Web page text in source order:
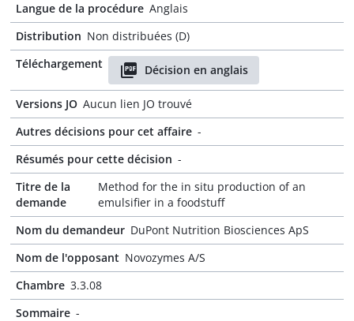
Langue de la procédure Anglais
Distribution Non distribuées (D)
Téléchargement
Décision en anglais
Versions JO Aucun lien JO trouvé
Autres décisions pour cet affaire -
Résumés pour cette décision -
Titre de la
demande
Method for the in situ production of an
emulsifier in a foodstuff
Nom du demandeur DuPont Nutrition Biosciences ApS
Nom de l'opposant Novozymes A/S
Chambre 3.3.08
Sommaire -